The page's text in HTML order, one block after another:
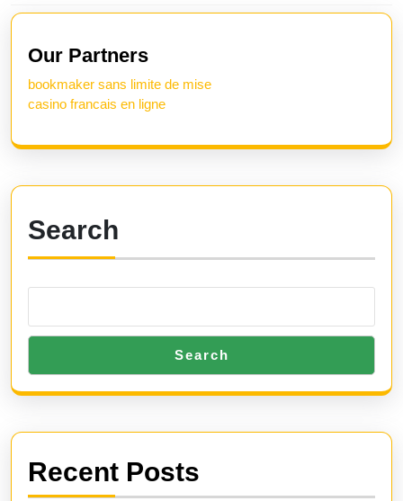
Previous
post:
Our Partners
bookmaker sans limite de mise
casino francais en ligne
Search
Search
Recent Posts